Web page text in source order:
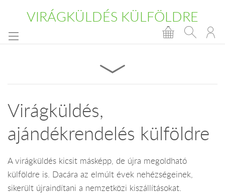
VIRÁGKÜLDÉS KÜLFÖLDRE
Virágküldés,
ajándékrendelés külföldre
A virágküldés kicsit másképp, de újra megoldható
külföldre is. Dacára az elmúlt évek nehézségeinek,
sikerült újraindítani a nemzetközi kiszállításokat.